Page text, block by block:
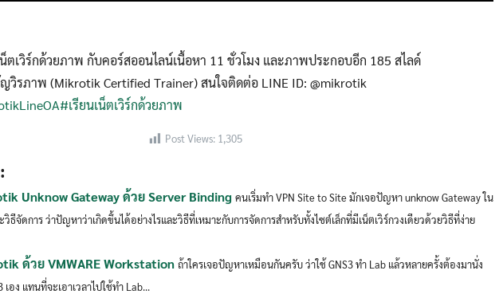
ตเวิร์กด้วยภาพ กับคอร์สออนไลน์เนื้อหา 11 ชั่วโมง และภาพประกอบอีก 185 สไลด์
รภาพ (Mikrotik Certified Trainer) สนใจติดต่อ LINE ID: @mikrotik
#เรียนเน็ตเวิร์กด้วยภาพ
Post Views: 1,305
Unknow Gateway ด้วย Server Binding คนเริ่มทำ VPN Site to Site มักเจอปัญหา unknow Gateway ใน
ธีจัดการ ว่าปัญหาว่าเกิดขึ้นได้อย่างไรและวิธีที่เหมาะกับการจัดการสำหรับทั้งไซต์เล็กที่มีเน็ตเวิร์กวงเดียวด้วยวิธีที่ง่าย
ด้วย VMWARE Workstation ถ้าใครเจอปัญหาเหมือนกันครับ ว่าใช้ GNS3 ทำ Lab แล้วหลายครั้งต้องมานั่ง
อง แทนที่จะเอาเวลาไปใช้ทำ Lab...